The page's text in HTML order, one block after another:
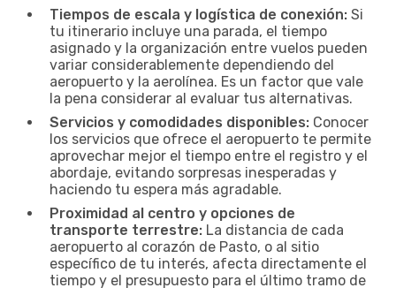
Tiempos de escala y logística de conexión: Si
tu itinerario incluye una parada, el tiempo
asignado y la organización entre vuelos pueden
variar considerablemente dependiendo del
aeropuerto y la aerolínea. Es un factor que vale
la pena considerar al evaluar tus alternativas.
Servicios y comodidades disponibles: Conocer
los servicios que ofrece el aeropuerto te permite
aprovechar mejor el tiempo entre el registro y el
abordaje, evitando sorpresas inesperadas y
haciendo tu espera más agradable.
Proximidad al centro y opciones de
transporte terrestre: La distancia de cada
aeropuerto al corazón de Pasto, o al sitio
específico de tu interés, afecta directamente el
tiempo y el presupuesto para el último tramo de